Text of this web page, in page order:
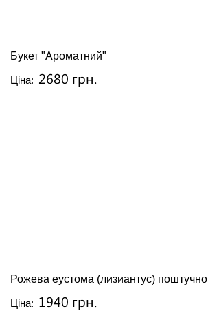
Букет "Ароматний"
Ціна: 2680 грн.
Рожева еустома (лизиантус) поштучно
Ціна: 1940 грн.